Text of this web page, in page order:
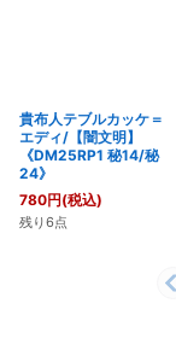
貴布人テブルカッケ＝
エディ/【闇文明】
《DM25RP1 秘14/秘
24》
780円(税込)
残り6点